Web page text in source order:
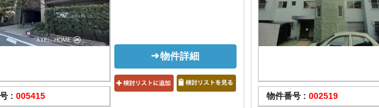
: 005415
物件詳細
物件番号 : 002519